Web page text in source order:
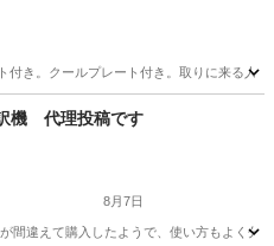
付き。クールプレート付き。取りに来る人
機 代理投稿です
8月7日
間違えて購入したようで、使い方もよく